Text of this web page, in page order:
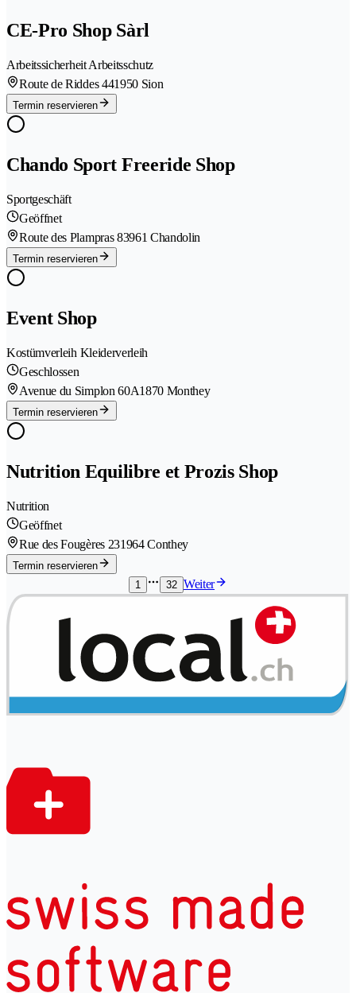
CE-Pro Shop Sàrl
Arbeitssicherheit Arbeitsschutz
Route de Riddes 441950 Sion
Termin reservieren
Chando Sport Freeride Shop
Sportgeschäft
Geöffnet
Route des Plampras 83961 Chandolin
Termin reservieren
Event Shop
Kostümverleih Kleiderverleih
Geschlossen
Avenue du Simplon 60A1870 Monthey
Termin reservieren
Nutrition Equilibre et Prozis Shop
Nutrition
Geöffnet
Rue des Fougères 231964 Conthey
Termin reservieren
1
32 Weiter